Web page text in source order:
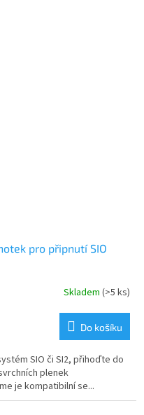
pro připnutí SIO
Skladem (>5 ks)
Do košíku
SIO či SI2, přihoďte do
plenek
je kompatibilní se...